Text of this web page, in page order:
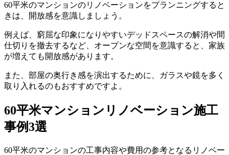
60平米のマンションのリノベーションをプランニングすると
きは、開放感を意識しましょう。
例えば、窮屈な印象になりやすいデッドスペースの解消や間
仕切りを撤去するなど、オープンな空間を意識すると、家族
が増えても開放感があります。
また、部屋の奥行き感を演出するために、ガラスや鏡を多く
取り入れるのもおすすめですよ。
60平米マンションリノベーション施工
事例3選
60平米のマンションの工事内容や費用の参考となるリノベー